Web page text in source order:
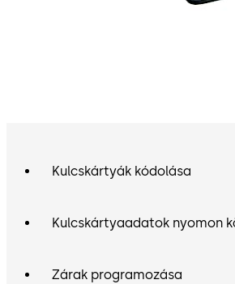
Kulcskártyák kódolása
Kulcskártyaadatok nyomon
Zárak programozása